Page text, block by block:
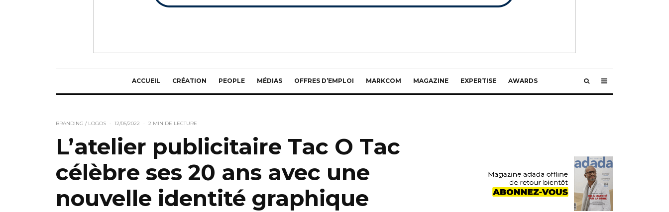
ACCUEIL CRÉATION PEOPLE MÉDIAS OFFRES D’EMPLOI MARKCOM MAGAZINE EXPERTISE AWARDS
BRANDING / LOGOS · 12/05/2022 · 2 MIN DE LECTURE
L’atelier publicitaire Tac O Tac
célèbre ses 20 ans avec une
nouvelle identité graphique